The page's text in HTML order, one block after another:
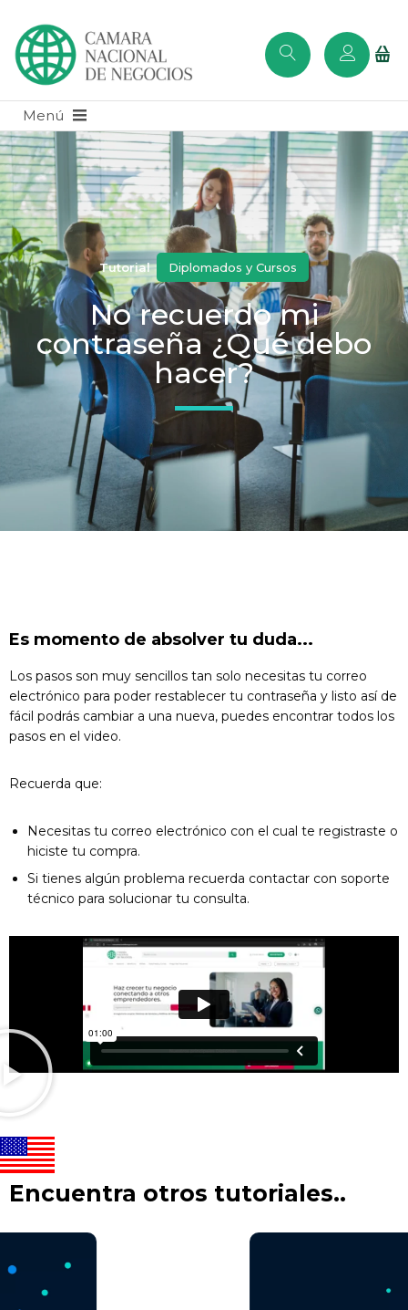
Tutorial Diplomados y Cursos
No recuerdo mi
contraseña ¿Qué debo
hacer?
Es momento de absolver tu duda...
Los pasos son muy sencillos tan solo necesitas tu correo
electrónico para poder restablecer tu contraseña y listo así de
fácil podrás cambiar a una nueva, puedes encontrar todos los
pasos en el video.
Recuerda que:
Necesitas tu correo electrónico con el cual te registraste o
hiciste tu compra.
Si tienes algún problema recuerda contactar con soporte
técnico para solucionar tu consulta.
Encuentra otros tutoriales..